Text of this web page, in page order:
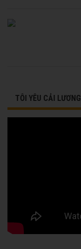
TÔI YÊU CẢI LƯƠNG